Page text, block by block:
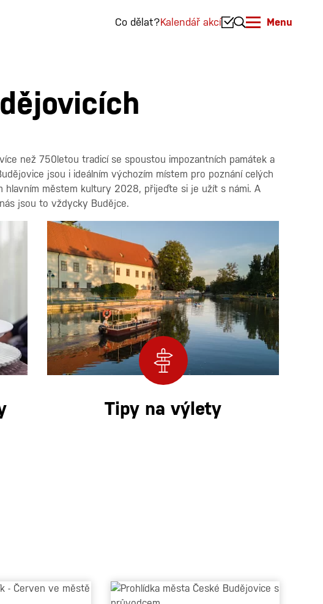
Co dělat?Kalendář akcí Menu
než 750letou tradicí se spoustou impozantních památek a
jsou i ideálním výchozím místem pro poznání celých
hlavním městem kultury 2028, přijeďte si je užít s námi. A
jsou to vždycky Budějce.
Tipy na výlety